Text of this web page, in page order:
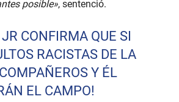
posible», sentenció.
CONFIRMA QUE SI
RACISTAS DE LA
Y ÉL
EL CAMPO!